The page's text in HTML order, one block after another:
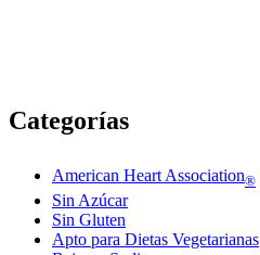
Categorías
American Heart Association®
Sin Azúcar
Sin Gluten
Apto para Dietas Vegetarianas